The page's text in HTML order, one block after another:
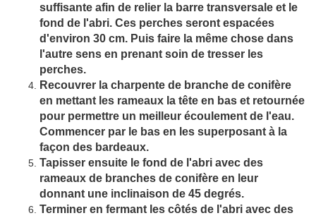
suffisante afin de relier la barre transversale et le
fond de l'abri. Ces perches seront espacées
d'environ 30 cm. Puis faire la même chose dans
l'autre sens en prenant soin de tresser les
perches.
Recouvrer la charpente de branche de conifère
en mettant les rameaux la tête en bas et retournée
pour permettre un meilleur écoulement de l'eau.
Commencer par le bas en les superposant à la
façon des bardeaux.
Tapisser ensuite le fond de l'abri avec des
rameaux de branches de conifère en leur
donnant une inclinaison de 45 degrés.
Terminer en fermant les côtés de l'abri avec des